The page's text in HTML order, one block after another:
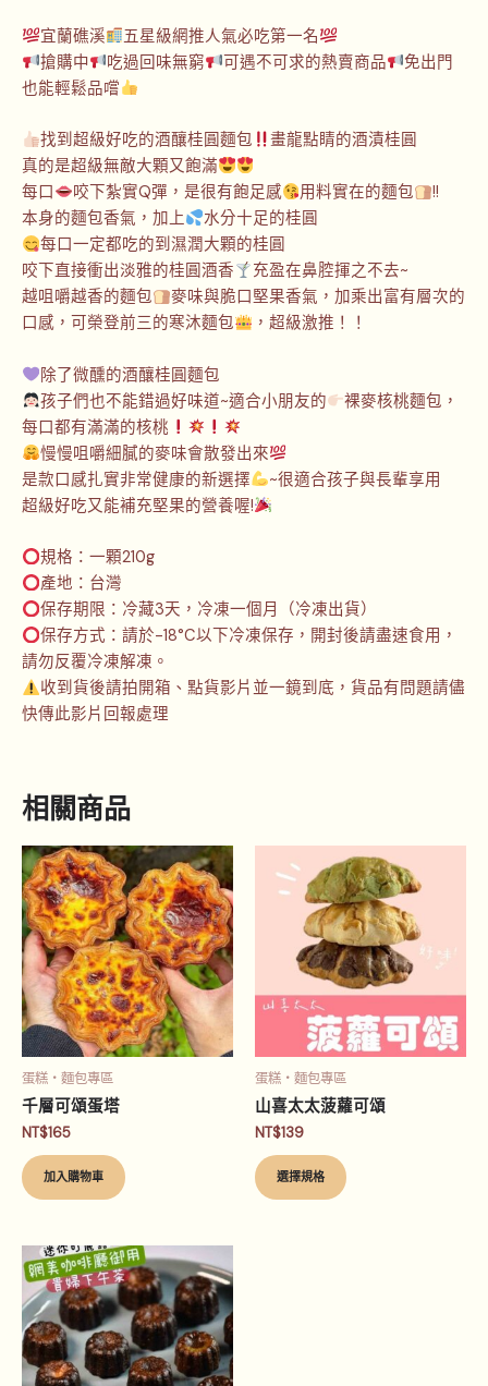
宜蘭礁溪
五星級網推人氣必吃第一名
搶購中
吃過回味無窮 可遇不可求的熱賣商品
免出門
也能輕鬆品嚐
找到超級好吃的酒釀桂圓麵包
畫龍點睛的酒漬桂圓
真的是超級無敵大顆又飽滿
每口
咬下紮實Q彈，是很有飽足感 用料實在的麵包
!!
本身的麵包香氣，加上
水分十足的桂圓
每口一定都吃的到濕潤大顆的桂圓
咬下直接衝出淡雅的桂圓酒香
充盈在鼻腔揮之不去~
越咀嚼越香的麵包
麥味與脆口堅果香氣，加乘出富有層次的
口感，可榮登前三的寒沐麵包
，超級激推！！
除了微醺的酒釀桂圓麵包
孩子們也不能錯過好味道~適合小朋友的
裸麥核桃麵包，
每口都有滿滿的核桃
慢慢咀嚼細膩的麥味會散發出來
是款口感扎實非常健康的新選擇
~很適合孩子與長輩享用
超級好吃又能補充堅果的營養喔!
規格：一顆210g
產地：台灣
保存期限：冷藏3天，冷凍一個月（冷凍出貨）
保存方式：請於-18°C以下冷凍保存，開封後請盡速食用，
請勿反覆冷凍解凍。
收到貨後請拍開箱、點貨影片並一鏡到底，貨品有問題請儘
快傳此影片回報處理
相關商品
蛋糕‧麵包專區
千層可頌蛋塔
NT$165
加入購物車
蛋糕‧麵包專區
山喜太太菠蘿可頌
NT$139
選擇規格
此
產
品
有
多
種
款
式。
在
產
頁
此
產
品
有
多